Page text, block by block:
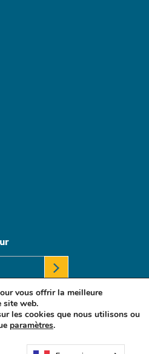
Fund. All Rights Reserved
vous offrir la meilleure
site web.
les cookies que nous utilisons ou
paramètres.